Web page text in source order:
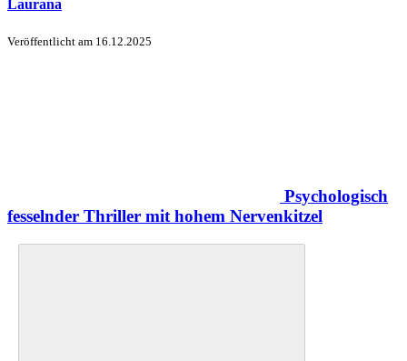
Laurana
Veröffentlicht am 16.12.2025
Psychologisch
fesselnder Thriller mit hohem Nervenkitzel